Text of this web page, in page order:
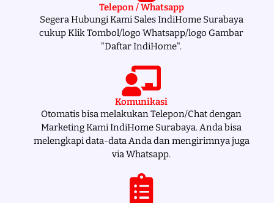
Telepon / Whatsapp
Segera Hubungi Kami Sales IndiHome Surabaya
cukup Klik Tombol/logo Whatsapp/logo Gambar
"Daftar IndiHome".
Komunikasi
Otomatis bisa melakukan Telepon/Chat dengan
Marketing Kami IndiHome Surabaya. Anda bisa
melengkapi data-data Anda dan mengirimnya juga
via Whatsapp.